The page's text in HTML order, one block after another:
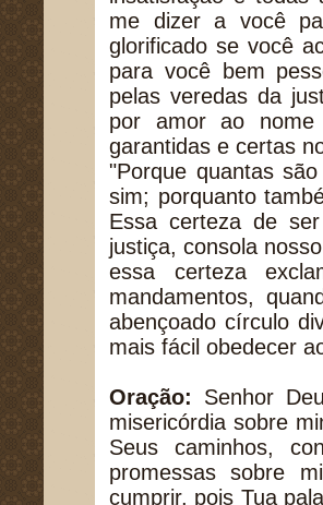
me dizer a você
glorificado se você
para você bem
pelas veredas da
por amor ao
garantidas e certas
"Porque quantas
sim; porquanto
Essa certeza de
justiça, consola
essa certeza
mandamentos,
abençoado círculo
mais fácil obedecer
Oração: Senhor
misericórdia sobre
Seus caminhos,
promessas sobre
cumprir, pois Tua